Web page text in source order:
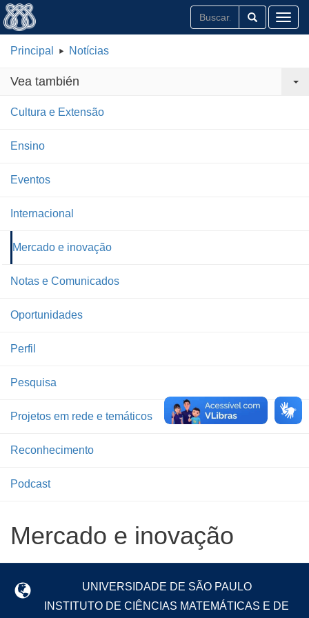
Principal Notícias
Vea también
Cultura e Extensão
Ensino
Eventos
Internacional
Mercado e inovação
Notas e Comunicados
Oportunidades
Perfil
Pesquisa
Projetos em rede e temáticos
Reconhecimento
Podcast
Mercado e inovação
UNIVERSIDADE DE SÃO PAULO
INSTITUTO DE CIÊNCIAS MATEMÁTICAS E DE